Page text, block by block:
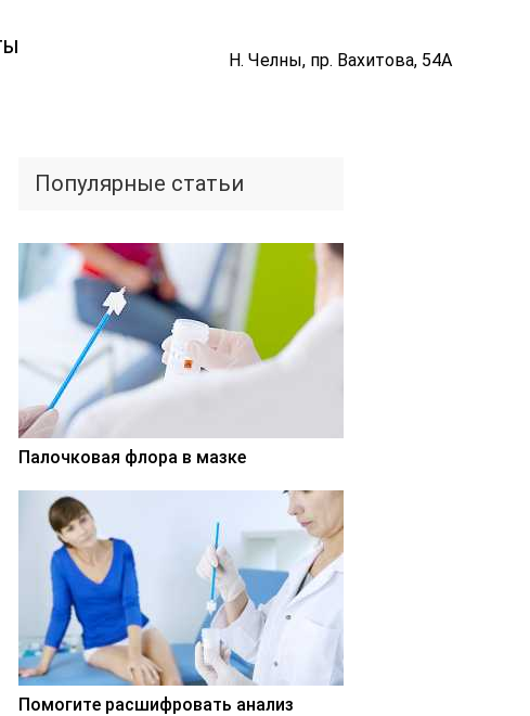
Н. Челны, пр. Вахитова, 54А
Популярные статьи
Палочковая флора в мазке
Помогите расшифровать анализ